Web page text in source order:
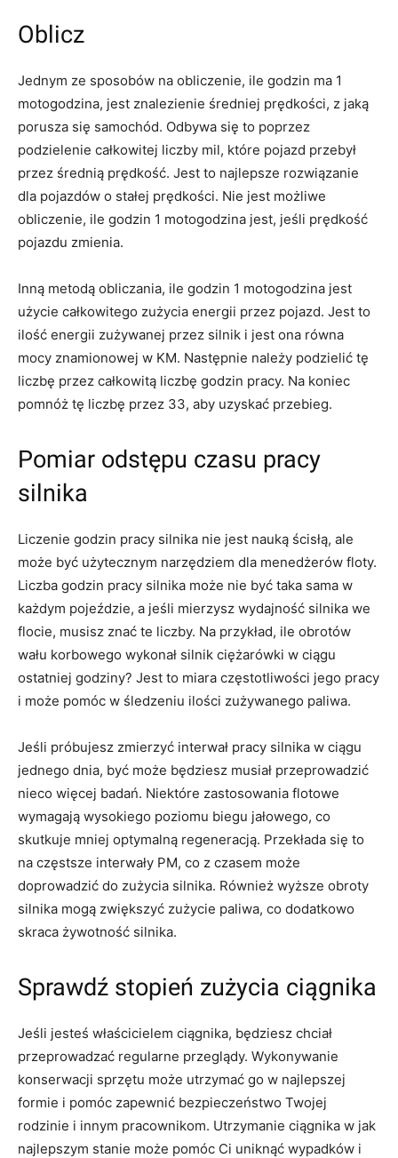
Oblicz
Jednym ze sposobów na obliczenie, ile godzin ma 1
motogodzina, jest znalezienie średniej prędkości, z jaką
porusza się samochód. Odbywa się to poprzez
podzielenie całkowitej liczby mil, które pojazd przebył
przez średnią prędkość. Jest to najlepsze rozwiązanie
dla pojazdów o stałej prędkości. Nie jest możliwe
obliczenie, ile godzin 1 motogodzina jest, jeśli prędkość
pojazdu zmienia.
Inną metodą obliczania, ile godzin 1 motogodzina jest
użycie całkowitego zużycia energii przez pojazd. Jest to
ilość energii zużywanej przez silnik i jest ona równa
mocy znamionowej w KM. Następnie należy podzielić tę
liczbę przez całkowitą liczbę godzin pracy. Na koniec
pomnóż tę liczbę przez 33, aby uzyskać przebieg.
Pomiar odstępu czasu pracy
silnika
Liczenie godzin pracy silnika nie jest nauką ścisłą, ale
może być użytecznym narzędziem dla menedżerów floty.
Liczba godzin pracy silnika może nie być taka sama w
każdym pojeździe, a jeśli mierzysz wydajność silnika we
flocie, musisz znać te liczby. Na przykład, ile obrotów
wału korbowego wykonał silnik ciężarówki w ciągu
ostatniej godziny? Jest to miara częstotliwości jego pracy
i może pomóc w śledzeniu ilości zużywanego paliwa.
Jeśli próbujesz zmierzyć interwał pracy silnika w ciągu
jednego dnia, być może będziesz musiał przeprowadzić
nieco więcej badań. Niektóre zastosowania flotowe
wymagają wysokiego poziomu biegu jałowego, co
skutkuje mniej optymalną regeneracją. Przekłada się to
na częstsze interwały PM, co z czasem może
doprowadzić do zużycia silnika. Również wyższe obroty
silnika mogą zwiększyć zużycie paliwa, co dodatkowo
skraca żywotność silnika.
Sprawdź stopień zużycia ciągnika
Jeśli jesteś właścicielem ciągnika, będziesz chciał
przeprowadzać regularne przeglądy. Wykonywanie
konserwacji sprzętu może utrzymać go w najlepszej
formie i pomóc zapewnić bezpieczeństwo Twojej
rodzinie i innym pracownikom. Utrzymanie ciągnika w jak
najlepszym stanie może pomóc Ci uniknąć wypadków i